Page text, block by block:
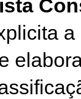
a